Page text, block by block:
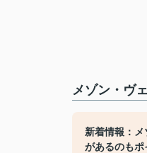
メゾン・ヴ
新着情報：
があるのも